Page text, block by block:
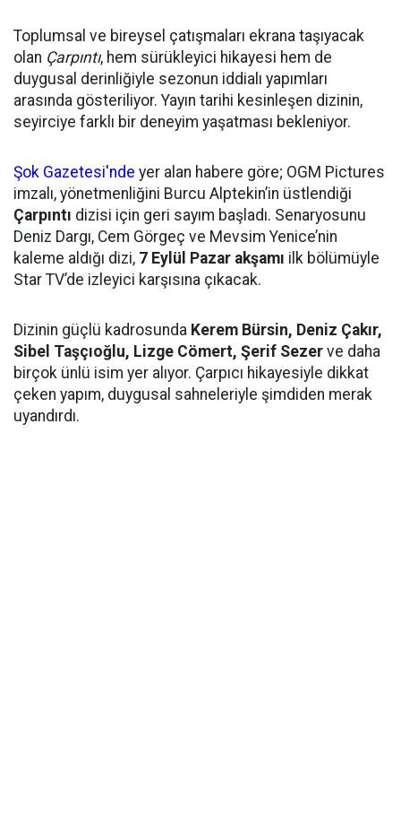
Toplumsal ve bireysel çatışmaları ekrana taşıyacak
olan Çarpıntı, hem sürükleyici hikayesi hem de
duygusal derinliğiyle sezonun iddialı yapımları
arasında gösteriliyor. Yayın tarihi kesinleşen dizinin,
seyirciye farklı bir deneyim yaşatması bekleniyor.
Şok Gazetesi'nde yer alan habere göre; OGM Pictures
imzalı, yönetmenliğini Burcu Alptekin’in üstlendiği
Çarpıntı dizisi için geri sayım başladı. Senaryosunu
Deniz Dargı, Cem Görgeç ve Mevsim Yenice’nin
kaleme aldığı dizi, 7 Eylül Pazar akşamı ilk bölümüyle
Star TV’de izleyici karşısına çıkacak.
Dizinin güçlü kadrosunda Kerem Bürsin, Deniz Çakır,
Sibel Taşçıoğlu, Lizge Cömert, Şerif Sezer ve daha
birçok ünlü isim yer alıyor. Çarpıcı hikayesiyle dikkat
çeken yapım, duygusal sahneleriyle şimdiden merak
uyandırdı.